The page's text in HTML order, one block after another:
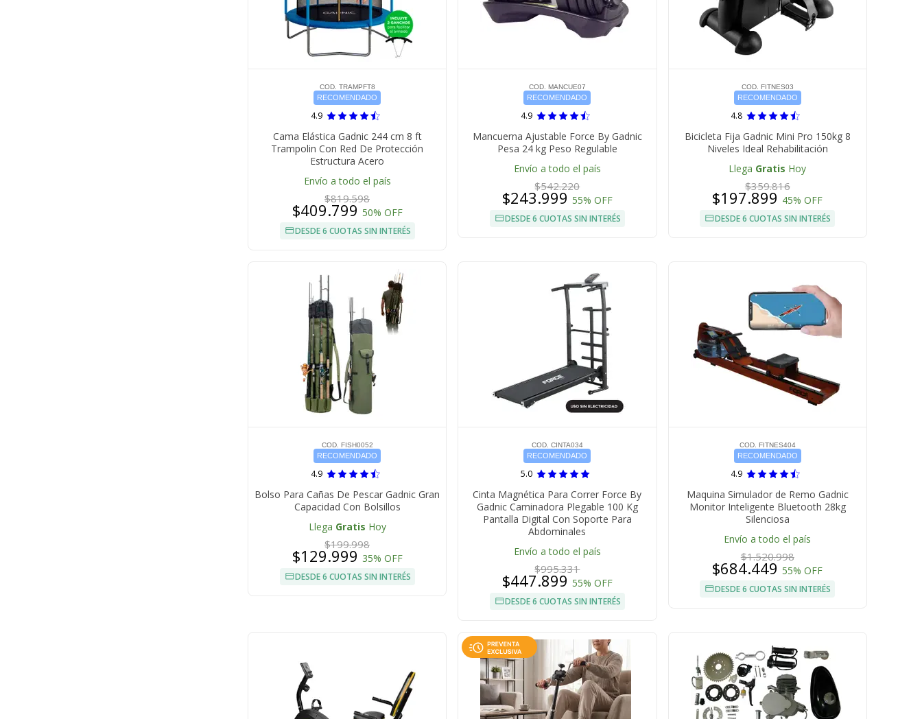
COD. TRAMPFT8
RECOMENDADO
4.9
Cama Elástica Gadnic 244 cm 8 ft
Trampolin Con Red De Protección
Estructura Acero
Envío a todo el país
$819.598
$409.799 50% OFF
DESDE 6 CUOTAS SIN INTERÉS
COD. MANCUE07
RECOMENDADO
4.9
Mancuerna Ajustable Force By Gadnic
Pesa 24 kg Peso Regulable
Envío a todo el país
$542.220
$243.999 55% OFF
DESDE 6 CUOTAS SIN INTERÉS
COD. FITNES03
RECOMENDADO
4.8
Bicicleta Fija Gadnic Mini Pro 150kg 8
Niveles Ideal Rehabilitación
Llega Gratis Hoy
$359.816
$197.899 45% OFF
DESDE 6 CUOTAS SIN INTERÉS
COD. FISH0052
RECOMENDADO
4.9
Bolso Para Cañas De Pescar Gadnic Gran
Capacidad Con Bolsillos
Llega Gratis Hoy
$199.998
$129.999 35% OFF
DESDE 6 CUOTAS SIN INTERÉS
COD. CINTA034
RECOMENDADO
5.0
Cinta Magnética Para Correr Force By
Gadnic Caminadora Plegable 100 Kg
Pantalla Digital Con Soporte Para
Abdominales
Envío a todo el país
$995.331
$447.899 55% OFF
DESDE 6 CUOTAS SIN INTERÉS
COD. FITNES404
RECOMENDADO
4.9
Maquina Simulador de Remo Gadnic
Monitor Inteligente Bluetooth 28kg
Silenciosa
Envío a todo el país
$1.520.998
$684.44955% OFF
DESDE 6 CUOTAS SIN INTERÉS